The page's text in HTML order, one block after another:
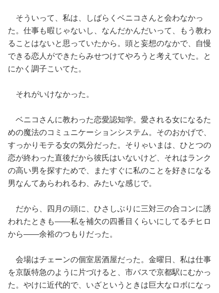
そういって、私は、しばらくベニコさんと会わなかっ
た。仕事も暇じゃないし、なんだかんだいって、もう教わ
ることはないと思っていたから。頭と妄想のなかで、自慢
できる恋人ができたらみせつけてやろうと考えていた。と
にかく調子こいてた。
それがいけなかった。
ベニコさんに教わった恋愛認知学。愛される女になるた
めの魔法のコミュニケーションシステム。そのおかげで、
すっかりモテる女の気分だった。そりゃいまは、ひとつの
恋が終わった直後だから彼氏はいないけど、それはランク
の高い男を探すためで、またすぐに私のことを好きになる
男なんてあらわれるわ、みたいな感じで。
だから、四月の頭に、ひさしぶりに三対三の合コンに誘
われたときも――私を補欠の四番目くらいにしてるチヒロ
から――余裕のつもりだった。
会場はチェーンの個室居酒屋だった。金曜日、私は仕事
を京阪特急のように片づけると、市バスで京都駅にむかっ
た。やけに近代的で、いざというときは巨大なロボになっ